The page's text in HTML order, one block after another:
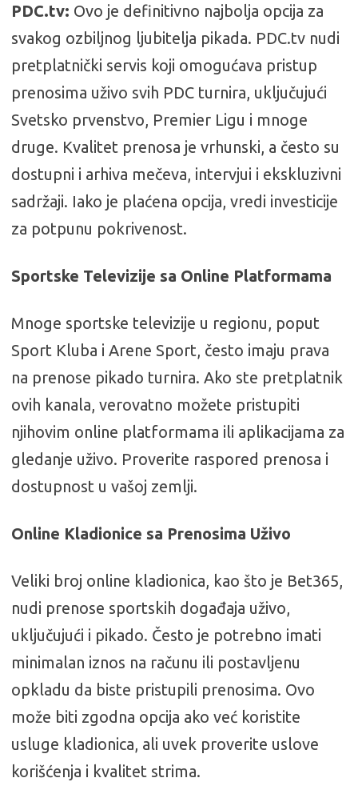
PDC.tv: Ovo je definitivno najbolja opcija za
svakog ozbiljnog ljubitelja pikada. PDC.tv nudi
pretplatnički servis koji omogućava pristup
prenosima uživo svih PDC turnira, uključujući
Svetsko prvenstvo, Premier Ligu i mnoge
druge. Kvalitet prenosa je vrhunski, a često su
dostupni i arhiva mečeva, intervjui i ekskluzivni
sadržaji. Iako je plaćena opcija, vredi investicije
za potpunu pokrivenost.
Sportske Televizije sa Online Platformama
Mnoge sportske televizije u regionu, poput
Sport Kluba i Arene Sport, često imaju prava
na prenose pikado turnira. Ako ste pretplatnik
ovih kanala, verovatno možete pristupiti
njihovim online platformama ili aplikacijama za
gledanje uživo. Proverite raspored prenosa i
dostupnost u vašoj zemlji.
Online Kladionice sa Prenosima Uživo
Veliki broj online kladionica, kao što je Bet365,
nudi prenose sportskih događaja uživo,
uključujući i pikado. Često je potrebno imati
minimalan iznos na računu ili postavljenu
opkladu da biste pristupili prenosima. Ovo
može biti zgodna opcija ako već koristite
usluge kladionica, ali uvek proverite uslove
korišćenja i kvalitet strima.